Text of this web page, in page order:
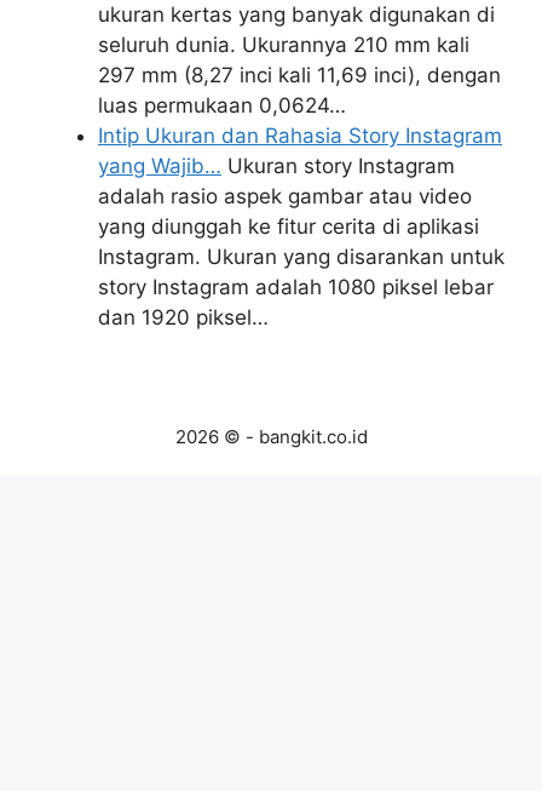
ukuran kertas yang banyak digunakan di
seluruh dunia. Ukurannya 210 mm kali
297 mm (8,27 inci kali 11,69 inci), dengan
luas permukaan 0,0624…
Intip Ukuran dan Rahasia Story Instagram
yang Wajib… Ukuran story Instagram
adalah rasio aspek gambar atau video
yang diunggah ke fitur cerita di aplikasi
Instagram. Ukuran yang disarankan untuk
story Instagram adalah 1080 piksel lebar
dan 1920 piksel…
2026 © - bangkit.co.id